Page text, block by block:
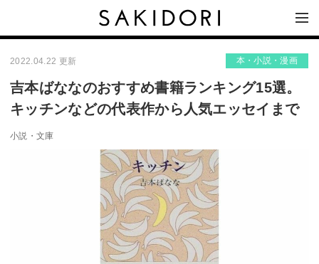
2022.04.22 更新 本・小説・漫画
吉本ばななのおすすめ書籍ランキング15選。
キッチンなどの代表作から人気エッセイまで
小説・文庫